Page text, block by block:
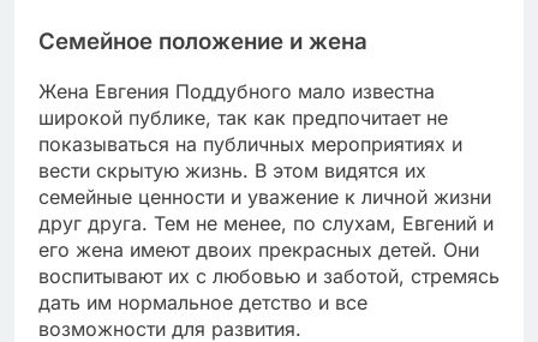
Семейное положение и жена
Жена Евгения Поддубного мало известна
широкой публике, так как предпочитает не
показываться на публичных мероприятиях и
вести скрытую жизнь. В этом видятся их
семейные ценности и уважение к личной жизни
друг друга. Тем не менее, по слухам, Евгений и
его жена имеют двоих прекрасных детей. Они
воспитывают их с любовью и заботой, стремясь
дать им нормальное детство и все
возможности для развития.